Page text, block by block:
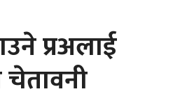
प्रअलाई
चेतावनी